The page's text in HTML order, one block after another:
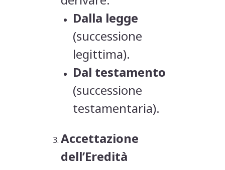
Dalla legge
(successione
legittima).
Dal testamento
(successione
testamentaria).
Accettazione
dell’Eredità